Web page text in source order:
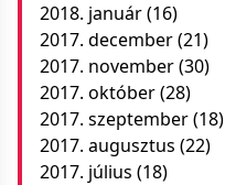
2018. január(16)
2017. december(21)
2017. november(30)
2017. október(28)
2017. szeptember(18)
2017. augusztus (22)
2017. július (18)